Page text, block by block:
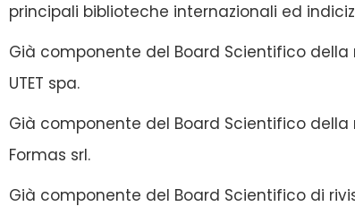
principali biblioteche internazionali ed
Già componente del Board Scientifico
UTET spa.
Già componente del Board Scientifico
Formas srl.
Già componente del Board Scientifico di